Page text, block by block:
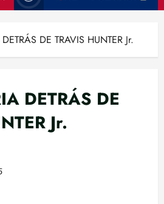
DE TRAVIS HUNTER Jr.
DETRÁS DE
Jr.